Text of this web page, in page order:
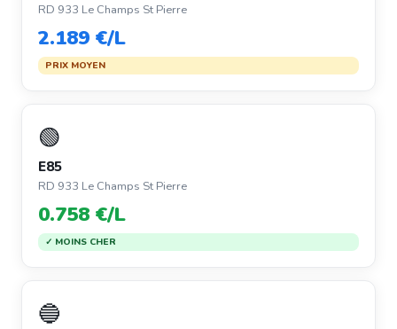
RD 933 Le Champs St Pierre
2.189 €/L
PRIX MOYEN
🟢
E85
RD 933 Le Champs St Pierre
0.758 €/L
✓ MOINS CHER
🔵